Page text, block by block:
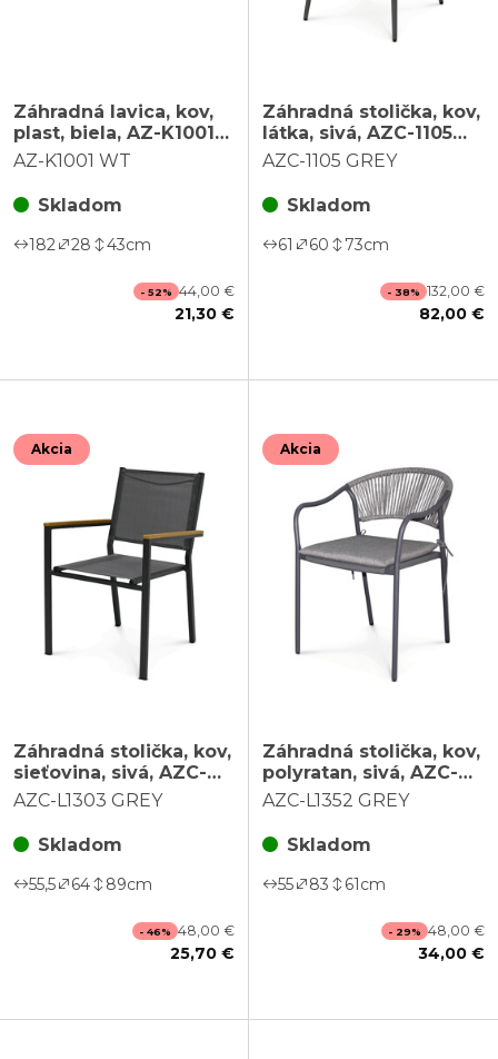
Záhradná lavica, kov,
plast, biela, AZ-K1001
WT
AZ-K1001 WT
Skladom
182 28 43cm
- 52% 44,00 €
21,30 €
Záhradná stolička, kov,
látka, sivá, AZC-1105
GREY
AZC-1105 GREY
Skladom
61 60 73cm
- 38% 132,00 €
82,00 €
Akcia
Záhradná stolička, kov,
sieťovina, sivá, AZC-
L1303 GREY
AZC-L1303 GREY
Skladom
55,5 64 89cm
- 46% 48,00 €
25,70 €
Akcia
Záhradná stolička, kov,
polyratan, sivá, AZC-
L1352 GREY
AZC-L1352 GREY
Skladom
55 83 61cm
- 29% 48,00 €
34,00 €